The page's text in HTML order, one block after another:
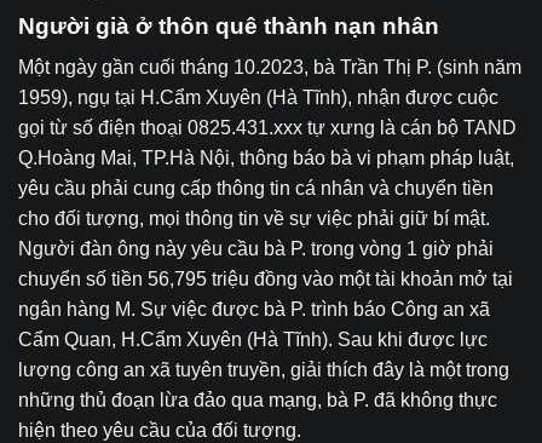
Người già ở thôn quê thành nạn nhân
Một ngày gần cuối tháng 10.2023, bà Trần Thị P. (sinh năm
1959), ngụ tại H.Cẩm Xuyên (Hà Tĩnh), nhận được cuộc
gọi từ số điện thoại 0825.431.xxx tự xưng là cán bộ TAND
Q.Hoàng Mai, TP.Hà Nội, thông báo bà vi phạm pháp luật,
yêu cầu phải cung cấp thông tin cá nhân và chuyển tiền
cho đối tượng, mọi thông tin về sự việc phải giữ bí mật.
Người đàn ông này yêu cầu bà P. trong vòng 1 giờ phải
chuyển số tiền 56,795 triệu đồng vào một tài khoản mở tại
ngân hàng M. Sự việc được bà P. trình báo Công an xã
Cẩm Quan, H.Cẩm Xuyên (Hà Tĩnh). Sau khi được lực
lượng công an xã tuyên truyền, giải thích đây là một trong
những thủ đoạn lừa đảo qua mạng, bà P. đã không thực
hiện theo yêu cầu của đối tượng.